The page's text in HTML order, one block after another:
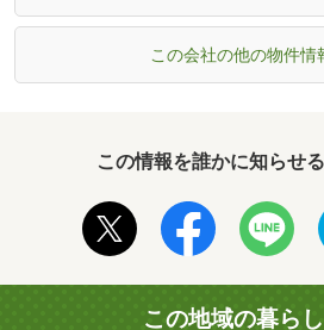
この会社の他の物件情
この情報を誰かに知らせ
この地域の暮ら